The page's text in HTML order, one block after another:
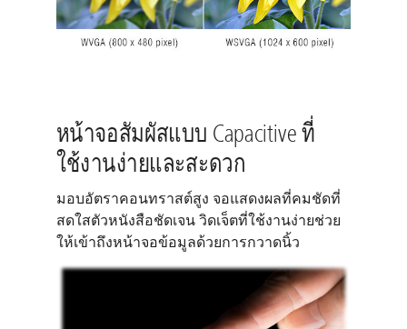
หน้าจอสัมผัสแบบ Capacitive ที่
ใช้งานง่ายและสะดวก
มอบอัตราคอนทราสต์สูง จอแสดงผลที่คมชัดที่
สดใสตัวหนังสือชัดเจน วิดเจ็ตที่ใช้งานง่ายช่วย
ให้เข้าถึงหน้าจอข้อมูลด้วยการกวาดนิ้ว